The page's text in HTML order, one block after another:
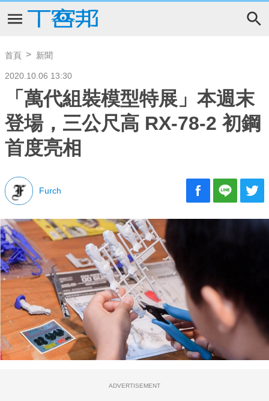
首頁 新聞
2020.10.06 13:30
「萬代組裝模型特展」本週末
登場，三公尺高 RX-78-2 初鋼
首度亮相
Furch
ADVERTISEMENT